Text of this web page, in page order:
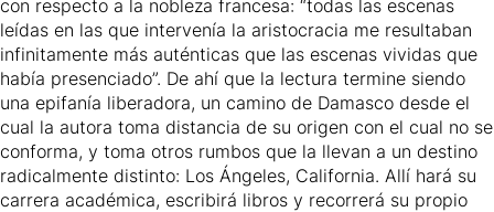
con respecto a la nobleza francesa: “todas las escenas
leídas en las que intervenía la aristocracia me resultaban
infinitamente más auténticas que las escenas vividas que
había presenciado”. De ahí que la lectura termine siendo
una epifanía liberadora, un camino de Damasco desde el
cual la autora toma distancia de su origen con el cual no se
conforma, y toma otros rumbos que la llevan a un destino
radicalmente distinto: Los Ángeles, California. Allí hará su
carrera académica, escribirá libros y recorrerá su propio